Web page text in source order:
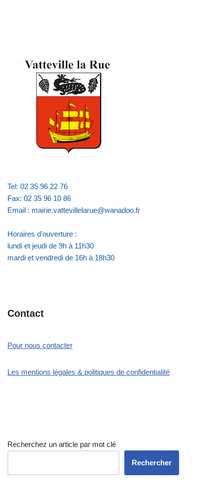
Tel: 02 35 96 22 76
Fax: 02 35 96 10 86
Email : mairie.vattevillelarue@wanadoo.fr
Horaires d'ouverture :
lundi et jeudi de 9h à 11h30
mardi et vendredi de 16h à 18h30
Contact
Pour nous contacter
Les mentions légales & politiques de confidentialité
Recherchez un article par mot clé
Rechercher